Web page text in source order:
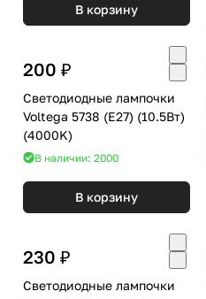
В корзину
200 ₽
Светодиодные лампочки
Voltega 5738 (E27) (10.5Вт)
(4000K)
В наличии: 2000
В корзину
230 ₽
Светодиодные лампочки